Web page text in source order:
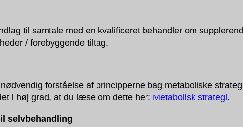
til samtale med en kvalificeret behandler om
/ forebyggende tiltag.
forståelse af principperne bag metaboliske
i høj grad, at du læse om dette her: Metabolisk strategi.
selvbehandling